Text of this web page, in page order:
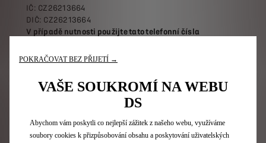
IČ: CZ26213664
DIČ: CZ26213664
V případě nutnosti použijte tato telefonní čísla
republiky →0080024240707
infolinka DS →
(k dispozici 9:00 – 17:00, pondělí – pátek)
Kontaktovat přes online formulář
POKRAČOVAT BEZ PŘIJETÍ →
VAŠE SOUKROMÍ NA WEBU
DS
Abychom vám poskytli co nejlepší zážitek z našeho webu, využíváme
soubory cookies k přizpůsobování obsahu a poskytování uživatelských